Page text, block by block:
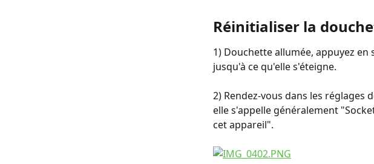
Réinitialiser la
1) Douchette allumée, appuyez
jusqu'à ce qu'elle s'éteigne.
2) Rendez-vous dans les
elle s'appelle généralement
cet appareil".